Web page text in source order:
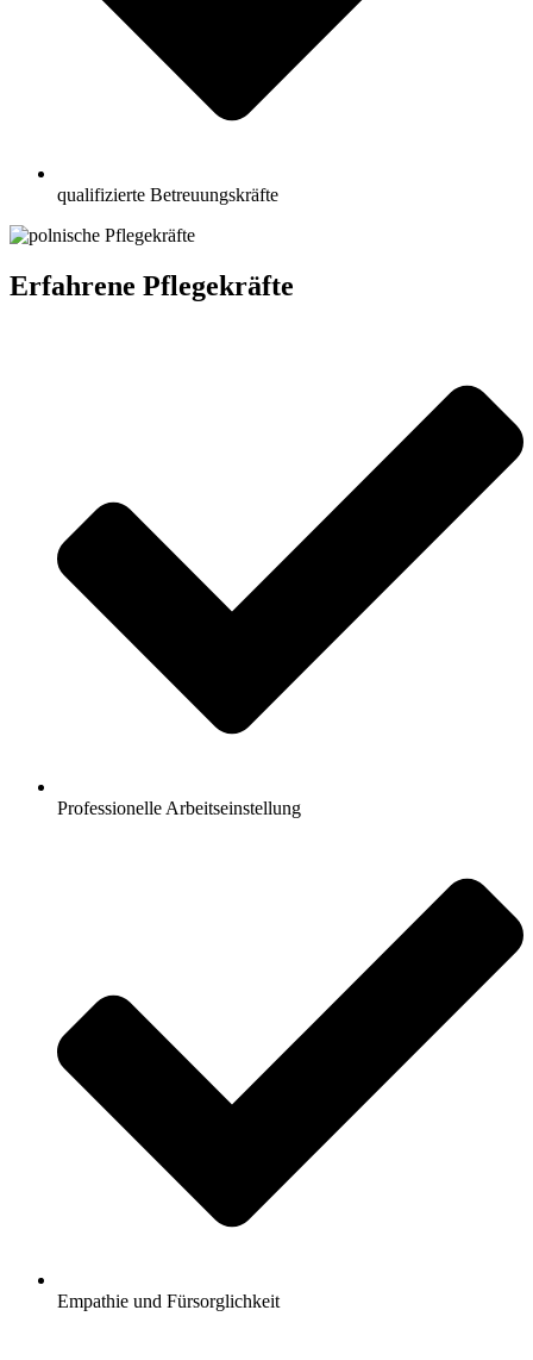
qualifizierte Betreuungskräfte
Erfahrene Pflegekräfte
Professionelle Arbeitseinstellung
Empathie und Fürsorglichkeit